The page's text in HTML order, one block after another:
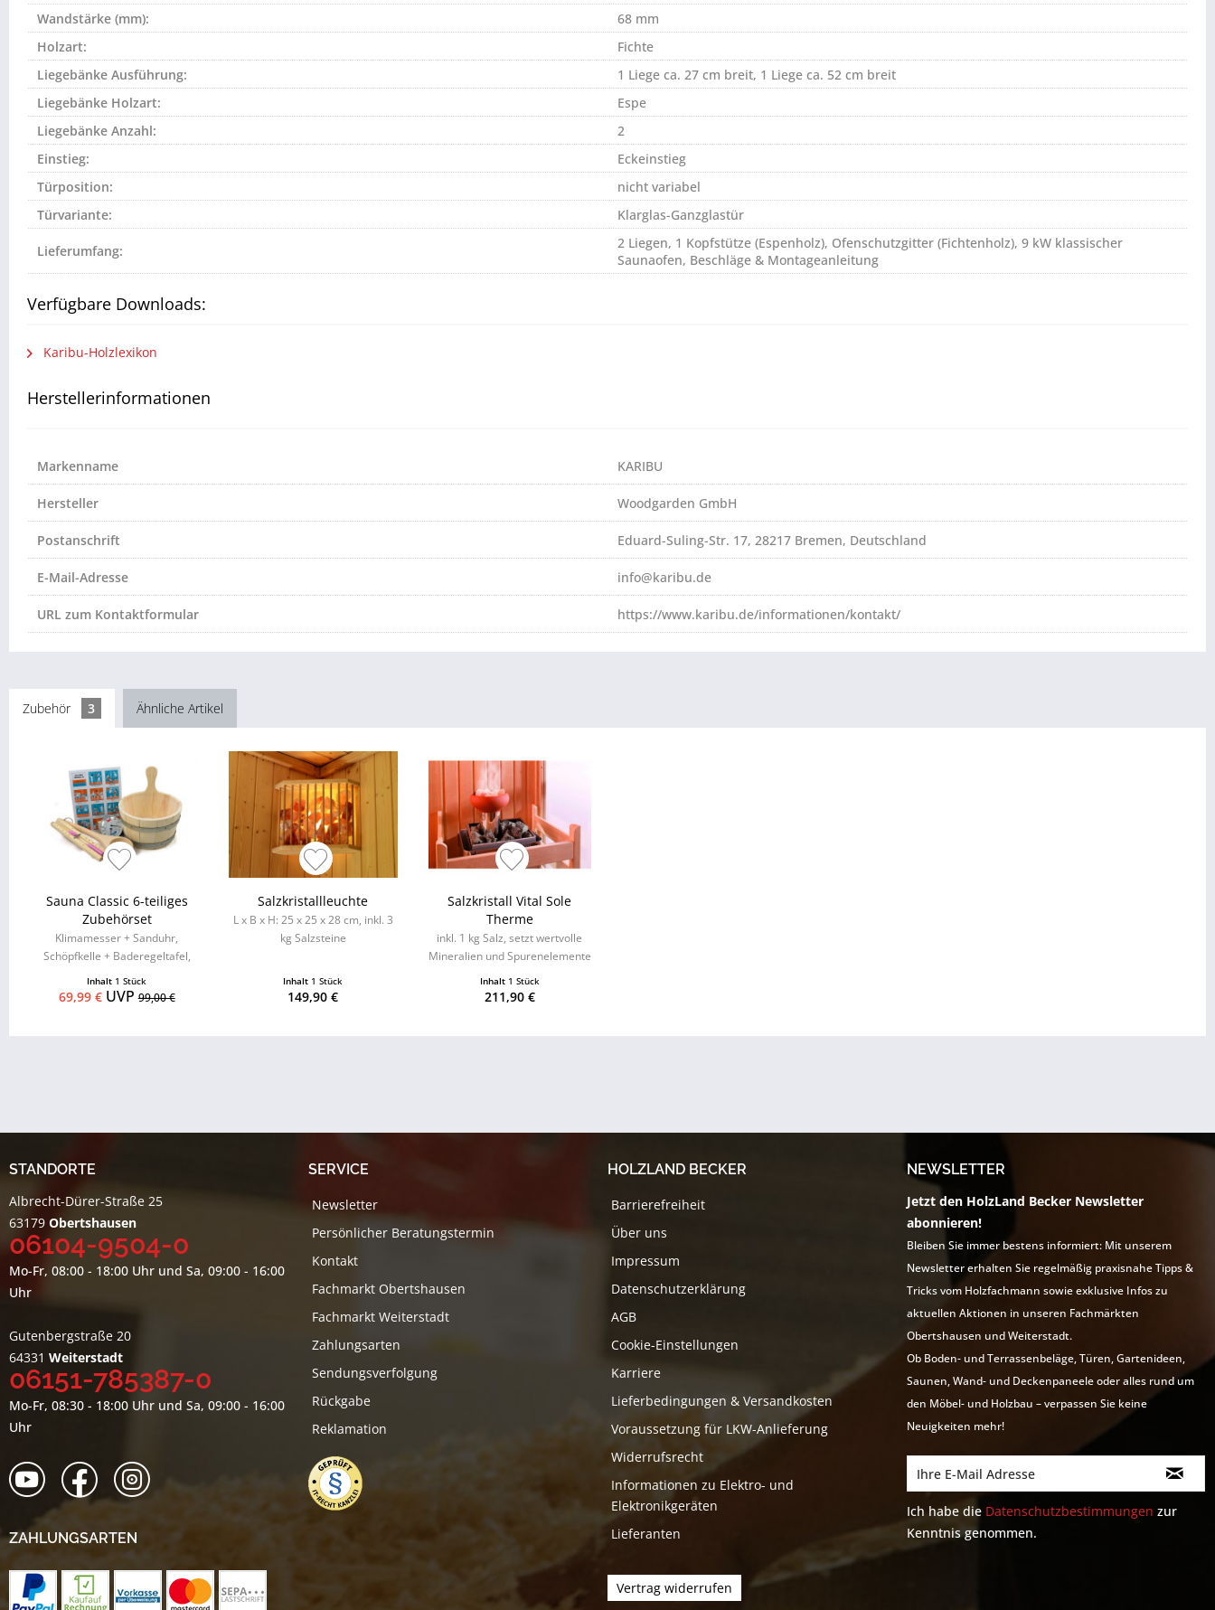
Wandstärke (mm):
68 mm
Holzart:
Fichte
Liegebänke Ausführung:
1 Liege ca. 27 cm breit, 1 Liege ca. 52 cm breit
Liegebänke Holzart:
Espe
Liegebänke Anzahl:
2
Einstieg:
Eckeinstieg
Türposition:
nicht variabel
Türvariante:
Klarglas-Ganzglastür
Lieferumfang:
2 Liegen, 1 Kopfstütze (Espenholz), Ofenschutzgitter (Fichtenholz), 9 kW klassischer
Saunaofen, Beschläge & Montageanleitung
Verfügbare Downloads:
Karibu-Holzlexikon
Herstellerinformationen
Markenname KARIBU
Hersteller Woodgarden GmbH
Postanschrift Eduard-Suling-Str. 17, 28217 Bremen, Deutschland
E-Mail-Adresse info@karibu.de
URL zum Kontaktformular https://www.karibu.de/informationen/kontakt/
Zubehör 3 Ähnliche Artikel
Sauna Classic 6-teiliges
Zubehörset
Klimamesser + Sanduhr,
Schöpfkelle + Baderegeltafel,
Kunststoffeinsatz
Inhalt 1 Stück
69,99 €UVP99,00 €
Salzkristallleuchte
L x B x H: 25 x 25 x 28 cm, inkl. 3
kg Salzsteine
Inhalt 1 Stück
149,90 €
Salzkristall Vital Sole
Therme
inkl. 1 kg Salz, setzt wertvolle
Mineralien und Spurenelemente
Inhalt 1 Stück
211,90 €
STANDORTE
Albrecht-Dürer-Straße 25
63179 Obertshausen
06104-9504-0
Mo-Fr, 08:00 - 18:00 Uhr und Sa, 09:00 - 16:00
Uhr
Gutenbergstraße 20
64331 Weiterstadt
06151-785387-0
Mo-Fr, 08:30 - 18:00 Uhr und Sa, 09:00 - 16:00
Uhr
ZAHLUNGSARTEN
SERVICE
Newsletter
Persönlicher Beratungstermin
Kontakt
Fachmarkt Obertshausen
Fachmarkt Weiterstadt
Zahlungsarten
Sendungsverfolgung
Rückgabe
Reklamation
HOLZLAND BECKER
Barrierefreiheit
Über uns
Impressum
Datenschutzerklärung
AGB
Cookie-Einstellungen
Karriere
Lieferbedingungen & Versandkosten
Voraussetzung für LKW-Anlieferung
Widerrufsrecht
Informationen zu Elektro- und
Elektronikgeräten
Lieferanten
Vertrag widerrufen
NEWSLETTER
Jetzt den HolzLand Becker Newsletter
abonnieren!
Bleiben Sie immer bestens informiert: Mit unserem
Newsletter erhalten Sie regelmäßig praxisnahe Tipps &
Tricks vom Holzfachmann sowie exklusive Infos zu
aktuellen Aktionen in unseren Fachmärkten
Obertshausen und Weiterstadt.
Ob Boden- und Terrassenbeläge, Türen, Gartenideen,
Saunen, Wand- und Deckenpaneele oder alles rund um
den Möbel- und Holzbau – verpassen Sie keine
Neuigkeiten mehr!
Ich habe die Datenschutzbestimmungen zur
Kenntnis genommen.